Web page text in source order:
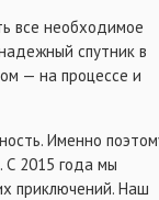
все необходимое
спутник в
— на процессе и
Именно
С 2015 года мы
приключений. Наш